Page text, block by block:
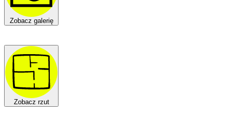
Zobacz galerię
Zobacz rzut